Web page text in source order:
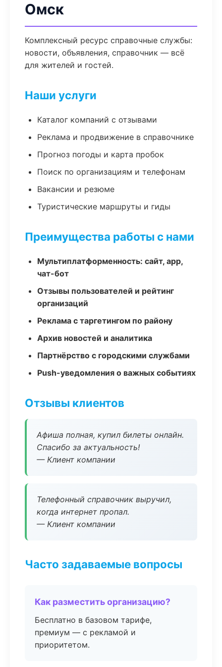
Омск
Комплексный ресурс справочные службы:
новости, объявления, справочник — всё
для жителей и гостей.
Наши услуги
Каталог компаний с отзывами
Реклама и продвижение в справочнике
Прогноз погоды и карта пробок
Поиск по организациям и телефонам
Вакансии и резюме
Туристические маршруты и гиды
Преимущества работы с нами
Мультиплатформенность: сайт, app,
чат-бот
Отзывы пользователей и рейтинг
организаций
Реклама с таргетингом по району
Архив новостей и аналитика
Партнёрство с городскими службами
Push-уведомления о важных событиях
Отзывы клиентов
Афиша полная, купил билеты онлайн.
Спасибо за актуальность!
— Клиент компании
Телефонный справочник выручил,
когда интернет пропал.
— Клиент компании
Часто задаваемые вопросы
Как разместить организацию?
Бесплатно в базовом тарифе,
премиум — с рекламой и
приоритетом.